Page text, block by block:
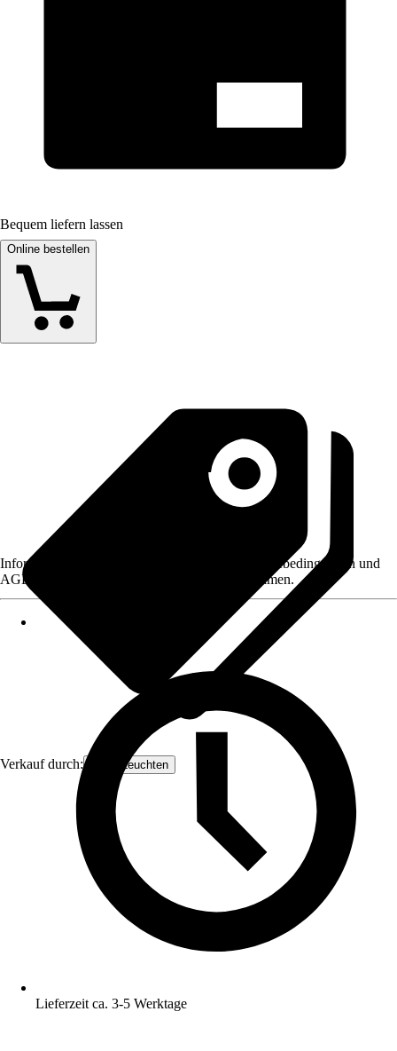
Bequem liefern lassen
Online bestellen
Verkauf durch: Orion Leuchten
Informationen des Verkäufers, wie z. B. Rückgabebedingungen und
AGB, finden Sie bei Klick auf den Verkäufernamen.
Lieferzeit ca. 3-5 Werktage